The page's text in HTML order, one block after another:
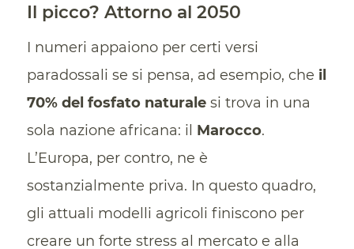
Il picco? Attorno al 2050
I numeri appaiono per certi versi
paradossali se si pensa, ad esempio, che il
70% del fosfato naturalesi trova in una
sola nazione africana: il Marocco.
L’Europa, per contro, ne è
sostanzialmente priva. In questo quadro,
gli attuali modelli agricoli finiscono per
creare un forte stress al mercato e alla